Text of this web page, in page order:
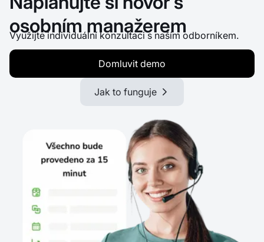
osobním manažerem
Využijte individuální konzultaci s naším odborníkem.
Domluvit demo
Jak to funguje